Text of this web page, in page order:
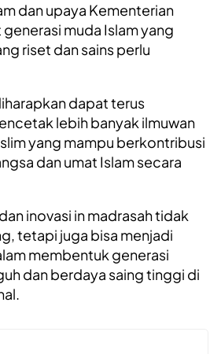
dan upaya Kementerian
muda Islam yang
riset dan sains perlu
dapat terus
lebih banyak ilmuwan
yang mampu berkontribusi
dan umat Islam secara
inovasi in madrasah tidak
tetapi juga bisa menjadi
membentuk generasi
dan berdaya saing tinggi di